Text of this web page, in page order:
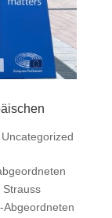
Uncategorized
Strauss
Abgeordneten